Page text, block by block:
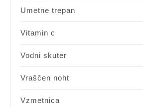
Umetne trepan
Vitamin c
Vodni skuter
Vraščen noht
Vzmetnica